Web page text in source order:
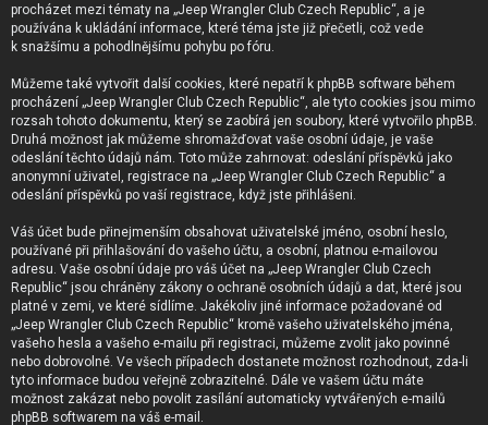
procházet mezi tématy na „Jeep Wrangler Club Czech Republic“, a je
používána k ukládání informace, které téma jste již přečetli, což vede
k snažšímu a pohodlnějšímu pohybu po fóru.
Můžeme také vytvořit další cookies, které nepatří k phpBB software během
procházení „Jeep Wrangler Club Czech Republic“, ale tyto cookies jsou mimo
rozsah tohoto dokumentu, který se zaobírá jen soubory, které vytvořilo phpBB.
Druhá možnost jak můžeme shromažďovat vaše osobní údaje, je vaše
odeslání těchto údajů nám. Toto může zahrnovat: odeslání příspěvků jako
anonymní uživatel, registrace na „Jeep Wrangler Club Czech Republic“ a
odeslání příspěvků po vaší registrace, když jste přihlášeni.
Váš účet bude přinejmenším obsahovat uživatelské jméno, osobní heslo,
používané při přihlašování do vašeho účtu, a osobní, platnou e-mailovou
adresu. Vaše osobní údaje pro váš účet na „Jeep Wrangler Club Czech
Republic“ jsou chráněny zákony o ochraně osobních údajů a dat, které jsou
platné v zemi, ve které sídlíme. Jakékoliv jiné informace požadované od
„Jeep Wrangler Club Czech Republic“ kromě vašeho uživatelského jména,
vašeho hesla a vašeho e-mailu při registraci, můžeme zvolit jako povinné
nebo dobrovolné. Ve všech případech dostanete možnost rozhodnout, zda-li
tyto informace budou veřejně zobrazitelné. Dále ve vašem účtu máte
možnost zakázat nebo povolit zasílání automaticky vytvářených e-mailů
phpBB softwarem na váš e-mail.